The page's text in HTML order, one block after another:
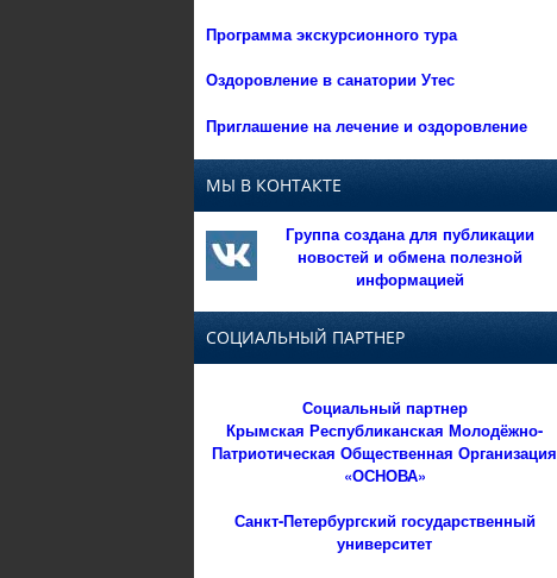
Программа экскурсионного тура
Оздоровление в санатории Утес
Приглашение на лечение и оздоровление
МЫ В КОНТАКТЕ
Группа создана для публикации
новостей и обмена полезной
информацией
СОЦИАЛЬНЫЙ ПАРТНЕР
Социальный партнер
Крымская Республиканская Молодёжно-
Патриотическая Общественная Организация
«ОСНОВА»
Санкт-Петербургский государственный
университет